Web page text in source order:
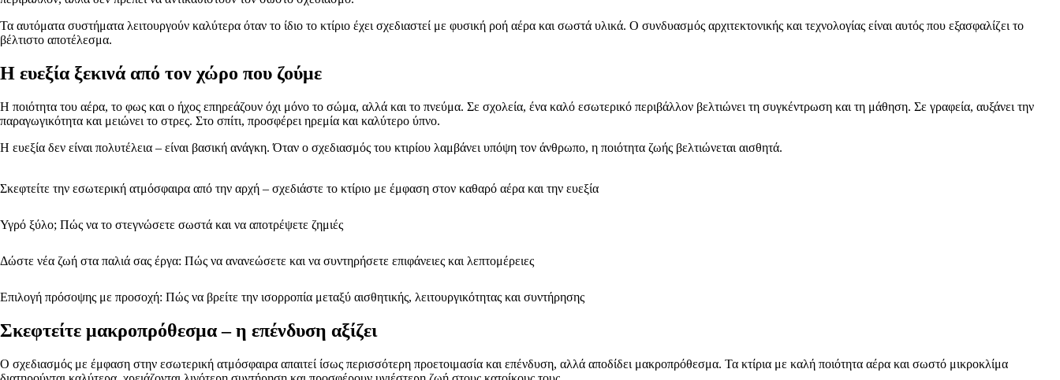
Τα αυτόματα συστήματα λειτουργούν καλύτερα όταν το ίδιο το κτίριο έχει σχεδιαστεί με φυσική ροή αέρα και σωστά υλικά. Ο συνδυασμός αρχιτεκτονικής και τεχνολογίας είναι αυτός που εξασφαλίζει το
βέλτιστο αποτέλεσμα.
Η ευεξία ξεκινά από τον χώρο που ζούμε
Η ποιότητα του αέρα, το φως και ο ήχος επηρεάζουν όχι μόνο το σώμα, αλλά και το πνεύμα. Σε σχολεία, ένα καλό εσωτερικό περιβάλλον βελτιώνει τη συγκέντρωση και τη μάθηση. Σε γραφεία, αυξάνει την
παραγωγικότητα και μειώνει το στρες. Στο σπίτι, προσφέρει ηρεμία και καλύτερο ύπνο.
Η ευεξία δεν είναι πολυτέλεια – είναι βασική ανάγκη. Όταν ο σχεδιασμός του κτιρίου λαμβάνει υπόψη τον άνθρωπο, η ποιότητα ζωής βελτιώνεται αισθητά.
Σκεφτείτε την εσωτερική ατμόσφαιρα από την αρχή – σχεδιάστε το κτίριο με έμφαση στον καθαρό αέρα και την ευεξία
Υγρό ξύλο; Πώς να το στεγνώσετε σωστά και να αποτρέψετε ζημιές
Δώστε νέα ζωή στα παλιά σας έργα: Πώς να ανανεώσετε και να συντηρήσετε επιφάνειες και λεπτομέρειες
Επιλογή πρόσοψης με προσοχή: Πώς να βρείτε την ισορροπία μεταξύ αισθητικής, λειτουργικότητας και συντήρησης
Σκεφτείτε μακροπρόθεσμα – η επένδυση αξίζει
Ο σχεδιασμός με έμφαση στην εσωτερική ατμόσφαιρα απαιτεί ίσως περισσότερη προετοιμασία και επένδυση, αλλά αποδίδει μακροπρόθεσμα. Τα κτίρια με καλή ποιότητα αέρα και σωστό μικροκλίμα